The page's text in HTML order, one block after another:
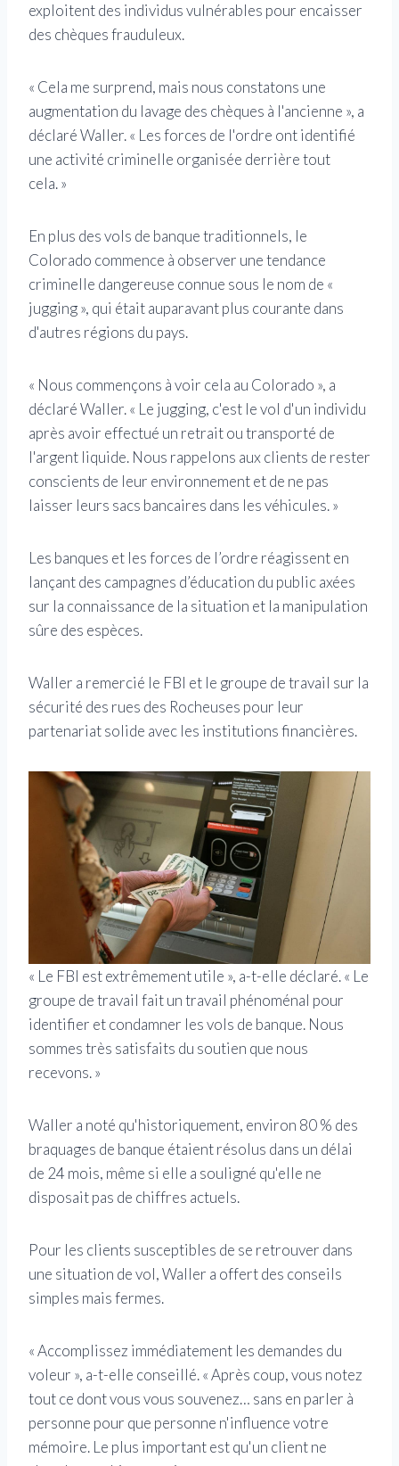
exploitent des individus vulnérables pour encaisser
des chèques frauduleux.
« Cela me surprend, mais nous constatons une
augmentation du lavage des chèques à l'ancienne », a
déclaré Waller. « Les forces de l'ordre ont identifié
une activité criminelle organisée derrière tout
cela. »
En plus des vols de banque traditionnels, le
Colorado commence à observer une tendance
criminelle dangereuse connue sous le nom de «
jugging », qui était auparavant plus courante dans
d'autres régions du pays.
« Nous commençons à voir cela au Colorado », a
déclaré Waller. « Le jugging, c'est le vol d'un individu
après avoir effectué un retrait ou transporté de
l'argent liquide. Nous rappelons aux clients de rester
conscients de leur environnement et de ne pas
laisser leurs sacs bancaires dans les véhicules. »
Les banques et les forces de l’ordre réagissent en
lançant des campagnes d’éducation du public axées
sur la connaissance de la situation et la manipulation
sûre des espèces.
Waller a remercié le FBI et le groupe de travail sur la
sécurité des rues des Rocheuses pour leur
partenariat solide avec les institutions financières.
« Le FBI est extrêmement utile », a-t-elle déclaré. « Le
groupe de travail fait un travail phénoménal pour
identifier et condamner les vols de banque. Nous
sommes très satisfaits du soutien que nous
recevons. »
Waller a noté qu'historiquement, environ 80 % des
braquages ​​de banque étaient résolus dans un délai
de 24 mois, même si elle a souligné qu'elle ne
disposait pas de chiffres actuels.
Pour les clients susceptibles de se retrouver dans
une situation de vol, Waller a offert des conseils
simples mais fermes.
« Accomplissez immédiatement les demandes du
voleur », a-t-elle conseillé. « Après coup, vous notez
tout ce dont vous vous souvenez… sans en parler à
personne pour que personne n'influence votre
mémoire. Le plus important est qu'un client ne